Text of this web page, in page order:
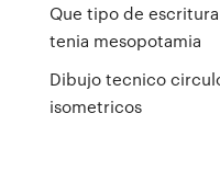
Que tipo de escritura
tenia mesopotamia
Dibujo tecnico
isometricos